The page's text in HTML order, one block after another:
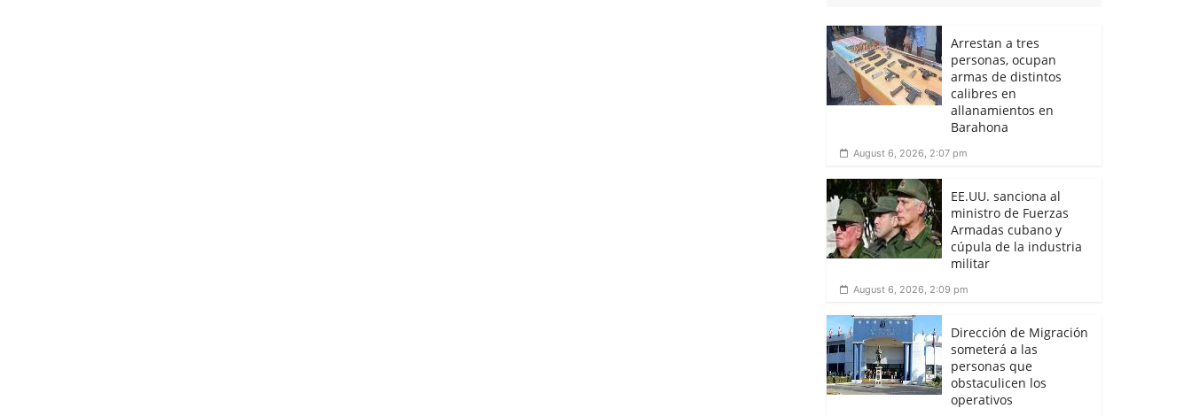
Arrestan a tres
personas, ocupan
armas de distintos
calibres en
allanamientos en
Barahona
August 6, 2026, 2:07 pm
EE.UU. sanciona al
ministro de Fuerzas
Armadas cubano y
cúpula de la industria
militar
August 6, 2026, 2:09 pm
Dirección de Migración
someterá a las
personas que
obstaculicen los
operativos